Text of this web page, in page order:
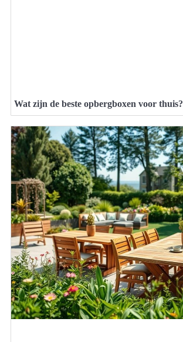
Wat zijn de beste opbergboxen voor thuis?